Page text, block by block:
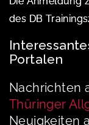
des DB
Portalen
Nachrichten
Thüringer
Neuigkeiten